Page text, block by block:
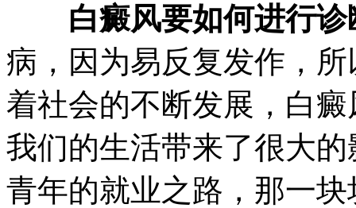
白癜风要如何进行诊
病，因为易反复发作，
着社会的不断发展，白
我们的生活带来了很大
青年的就业之路，那一